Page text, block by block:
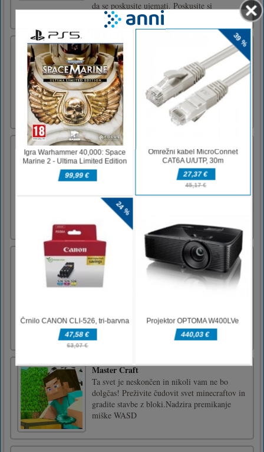
da se poskusite ujemati. Poskusite si
Digital Vehicles Jigsaw Puzzle 2
Drag and drop the all picture pieces to their
exact locations to complete the pictures of the
digital vehicles. The game comes with 8
pictures and three difficulties: 2x3, 3x4, 4x6.
Use mouse to play this html5 jigsaw puzzle
games.
Square Run z brezplačnimi igrami
Square Run je arkadna igra s 3D-kockami, ki
se pomika s ptico in teče po kvadratih. Vaša
naloga je priti do ciljne zastavice z
izpuščanjem blokov. Na voljo je 9 preoblek,
ki jih lahko odklenete in uporabite. Z
gledanjem oglasov je na voljo uporaba 3 vrst
orodij. Zberite čim več z [...]
Baby Talking Tom Bathing
It is bath time for Talking Tom in this kitten
care game and you will need to look after him
the stations and towards the end, he will be
squeaky clean. Remember that his coat should
Master Craft
Ta svet je neskončen in nikoli vam ne bo
dolgčas! Preživite čudovit svet minecraftov in
gradite stavbe z bloki.Nadzira premikanje
miške WASD